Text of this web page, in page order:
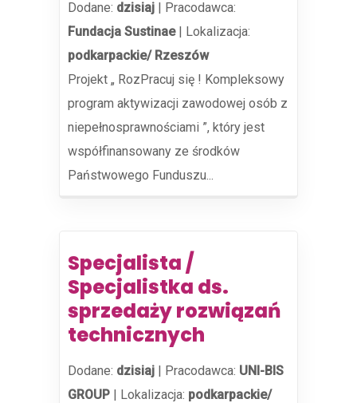
Dodane: dzisiaj | Pracodawca:
Fundacja Sustinae| Lokalizacja:
podkarpackie/ Rzeszów
Projekt „ RozPracuj się ! Kompleksowy
program aktywizacji zawodowej osób z
niepełnosprawnościami ”, który jest
współfinansowany ze środków
Państwowego Funduszu...
Specjalista /
Specjalistka ds.
sprzedaży rozwiązań
technicznych
Dodane: dzisiaj | Pracodawca: UNI-BIS
GROUP | Lokalizacja: podkarpackie/